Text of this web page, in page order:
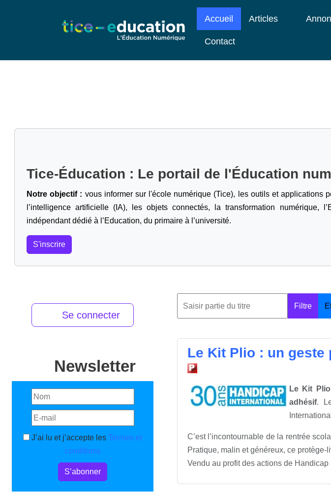
Accueil Articles
Contact
Tice-Éducation : Le portail de l'Éducation
Notre objectif : vous informer sur l'école numérique (Tice), les outils et applications
l’intelligence artificielle (IA), les objets connectés, la transformation numérique,
indépendant dédié à l’Education, du primaire à l’université.
S'inscrire
Se connecter
Newsletter
J’ai lu et j’accepte les Termes et
conditions
S’abonner
Filtre
Le Kit Plio : un geste
Le Kit
adhésif.
C’est l’incontournable de la rentrée
Pratique, malin et généreux, ce protège-
Vendu au profit des actions de